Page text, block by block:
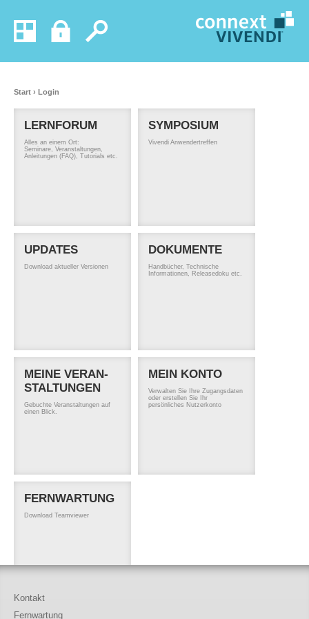
Start › Login
LERNFORUM
Alles an einem Ort:
Seminare, Veranstaltungen,
Anleitungen (FAQ), Tutorials etc.
SYMPOSIUM
Vivendi Anwendertreffen
UPDATES
Download aktueller Versionen
DOKUMENTE
Handbücher, Technische
Informationen, Releasedoku etc.
MEINE VERAN­
STALTUN­GEN
Gebuchte Veranstaltungen auf
einen Blick.
MEIN KONTO
Verwalten Sie Ihre Zugangsdaten
oder erstellen Sie Ihr
persönliches Nutzerkonto
FERNWARTUNG
Download Teamviewer
Kontakt
Fernwartung